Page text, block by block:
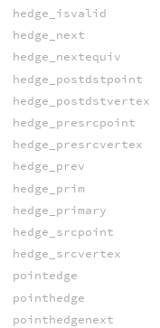
hedge_isvalid
hedge_next
hedge_nextequiv
hedge_postdstpoint
hedge_postdstvertex
hedge_presrcpoint
hedge_presrcvertex
hedge_prev
hedge_prim
hedge_primary
hedge_srcpoint
hedge_srcvertex
pointedge
pointhedge
pointhedgenext